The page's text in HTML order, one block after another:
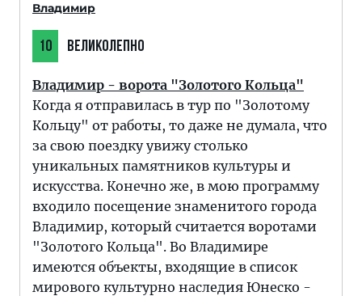
Владимир
10 ВЕЛИКОЛЕПНО
Владимир - ворота "Золотого Кольца"
Когда я отправилась в тур по "Золотому
Кольцу" от работы, то даже не думала, что
за свою поездку увижу столько
уникальных памятников культуры и
искусства. Конечно же, в мою программу
входило посещение знаменитого города
Владимир, который считается воротами
"Золотого Кольца". Во Владимире
имеются объекты, входящие в список
мирового культурно наследия Юнеско -